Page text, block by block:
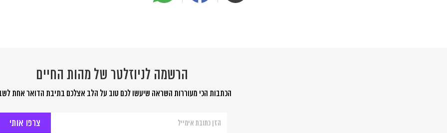
הרשמה לניוזלטר של מהות החיים
הכתבות הכי מעוררות השראה שיעשו לכם טוב על הלב אצלכם בתיבת הדואר אחת
לניוזלטר